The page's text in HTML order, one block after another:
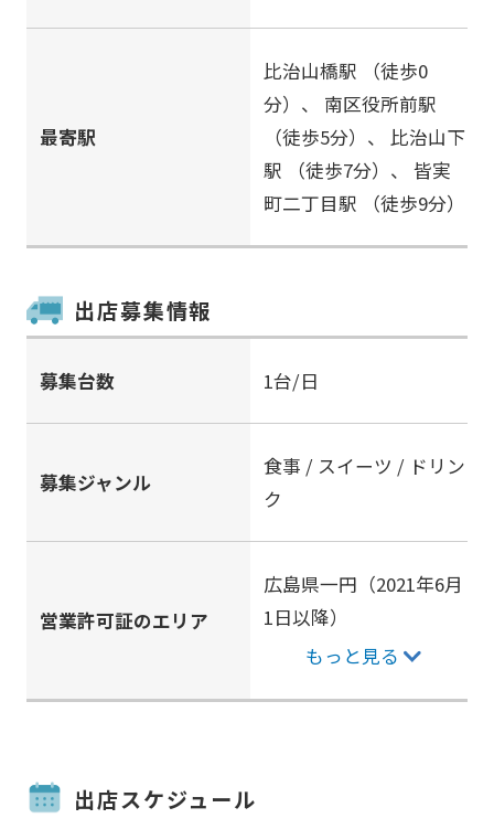
最寄駅
比治山橋駅
（徒歩0
分）、 南区役所前駅
（徒歩5分）、 比治山下
駅
（徒歩7分）、 皆実
町二丁目駅
（徒歩9分）
出店募集情報
募集台数 1台/日
募集ジャンル
食事 / スイーツ / ドリン
ク
営業許可証のエリア
広島県一円（2021年6月
1日以降）
もっと見る
出店スケジュール